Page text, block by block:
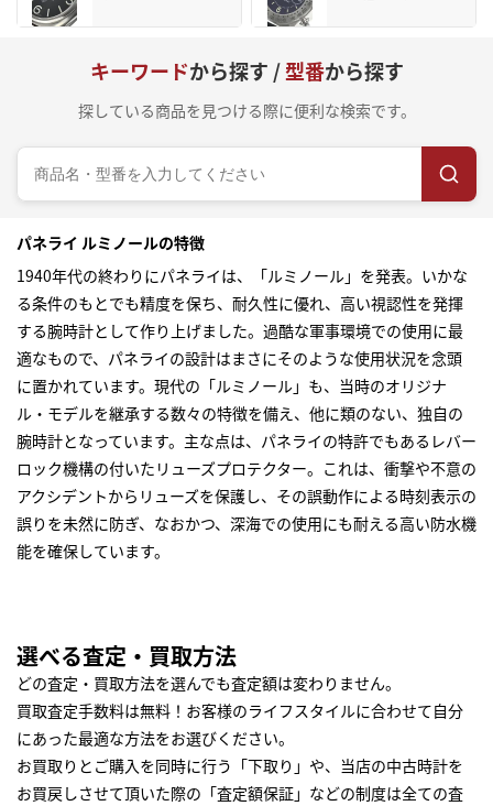
キーワードから探す /型番から探す
探している商品を見つける際に便利な検索です。
パネライ ルミノールの特徴
1940年代の終わりにパネライは、「ルミノール」を発表。いかな
る条件のもとでも精度を保ち、耐久性に優れ、高い視認性を発揮
する腕時計として作り上げました。過酷な軍事環境での使用に最
適なもので、パネライの設計はまさにそのような使用状況を念頭
に置かれています。現代の「ルミノール」も、当時のオリジナ
ル・モデルを継承する数々の特徴を備え、他に類のない、独自の
腕時計となっています。主な点は、パネライの特許でもあるレバー
ロック機構の付いたリューズプロテクター。これは、衝撃や不意の
アクシデントからリューズを保護し、その誤動作による時刻表示の
誤りを未然に防ぎ、なおかつ、深海での使用にも耐える高い防水機
能を確保しています。
選べる査定・買取方法
どの査定・買取方法を選んでも査定額は変わりません。
買取査定手数料は無料！お客様のライフスタイルに合わせて自分
にあった最適な方法をお選びください。
お買取りとご購入を同時に行う「下取り」や、当店の中古時計を
お買戻しさせて頂いた際の「査定額保証」などの制度は全ての査